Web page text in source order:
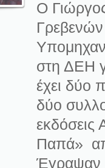
Ο
στη ΔΕΗ
έχει δύο
δύο
Παπά»
Έγραψαν